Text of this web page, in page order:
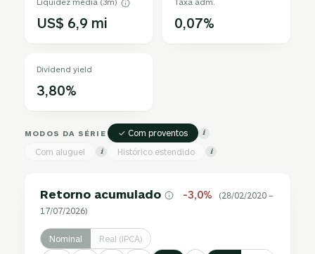
US$ 6,9 mi 0,07%
Dividend yield
3,80%
MODOS DA SÉRIE ✓ Com proventos i
Com aluguel i Histórico estendido i
Retorno acumulado -3,0%
(28/02/2020 –
17/07/2026)
Nominal Real (IPCA)